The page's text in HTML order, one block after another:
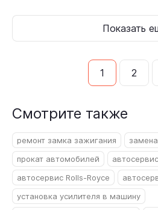
Показать
1 2
Смотрите также
ремонт замка зажигания
прокат автомобилей
автосервис Rolls-Royce
установка усилителя в машину